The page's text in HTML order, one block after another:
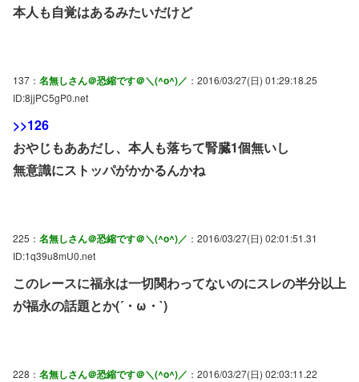
本人も自覚はあるみたいだけど
137： 名無しさん＠恐縮です＠＼(^o^)／ ：2016/03/27(日) 01:29:18.25
ID:8jjPC5gP0.net
>>126
おやじもああだし、本人も落ちて腎臓1個無いし
無意識にストッパがかかるんかね
225： 名無しさん＠恐縮です＠＼(^o^)／ ：2016/03/27(日) 02:01:51.31
ID:1q39u8mU0.net
このレースに福永は一切関わってないのにスレの半分以上
が福永の話題とか(´・ω・`)
228： 名無しさん＠恐縮です＠＼(^o^)／ ：2016/03/27(日) 02:03:11.22